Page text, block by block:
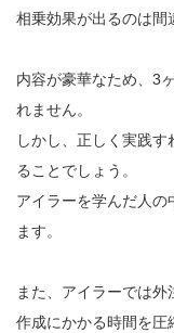
相乗効果が出るのは間
内容が豪華なため、3
れません。
しかし、正しく実践
ることでしょう。
アイラーを学んだ人
ます。
また、アイラーでは
作成にかかる時間を圧